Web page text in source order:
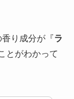
り成分が『ラ
とがわかって